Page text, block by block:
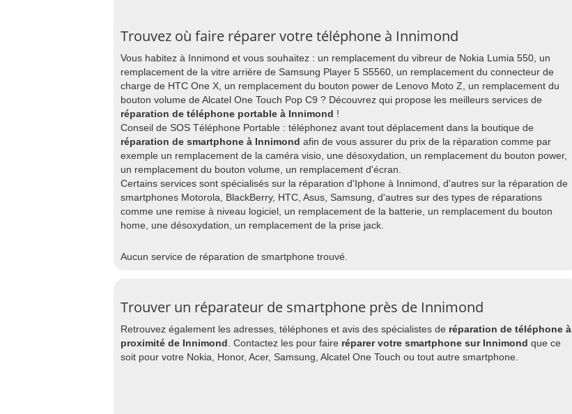
Trouvez où faire réparer votre téléphone à Innimond
Vous habitez à Innimond et vous souhaitez : un remplacement du vibreur de Nokia Lumia 550, un
remplacement de la vitre arrière de Samsung Player 5 S5560, un remplacement du connecteur de
charge de HTC One X, un remplacement du bouton power de Lenovo Moto Z, un remplacement du
bouton volume de Alcatel One Touch Pop C9 ? Découvrez qui propose les meilleurs services de
réparation de téléphone portable à Innimond !
Conseil de SOS Téléphone Portable : téléphonez avant tout déplacement dans la boutique de
réparation de smartphone à Innimond afin de vous assurer du prix de la réparation comme par
exemple un remplacement de la caméra visio, une désoxydation, un remplacement du bouton power,
un remplacement du bouton volume, un remplacement d'écran.
Certains services sont spécialisés sur la réparation d'Iphone à Innimond, d'autres sur la réparation de
smartphones Motorola, BlackBerry, HTC, Asus, Samsung, d'autres sur des types de réparations
comme une remise à niveau logiciel, un remplacement de la batterie, un remplacement du bouton
home, une désoxydation, un remplacement de la prise jack.
Aucun service de réparation de smartphone trouvé.
Trouver un réparateur de smartphone près de Innimond
Retrouvez également les adresses, téléphones et avis des spécialistes de réparation de téléphone à
proximité de Innimond . Contactez les pour faire réparer votre smartphone sur Innimond que ce
soit pour votre Nokia, Honor, Acer, Samsung, Alcatel One Touch ou tout autre smartphone.